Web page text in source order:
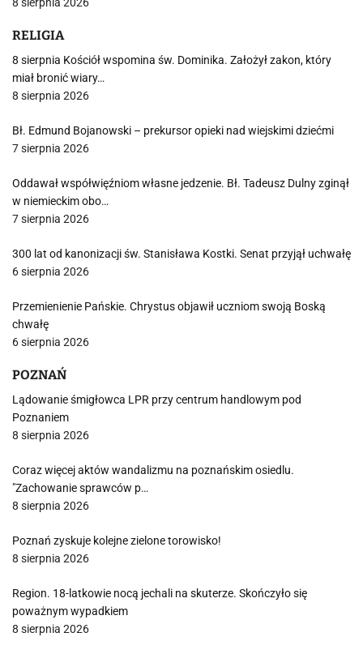
RELIGIA
8 sierpnia Kościół wspomina św. Dominika. Założył zakon, który
miał bronić wiary…
8 sierpnia 2026
Bł. Edmund Bojanowski – prekursor opieki nad wiejskimi dziećmi
7 sierpnia 2026
Oddawał współwięźniom własne jedzenie. Bł. Tadeusz Dulny zginął
w niemieckim obo…
7 sierpnia 2026
300 lat od kanonizacji św. Stanisława Kostki. Senat przyjął uchwałę
6 sierpnia 2026
Przemienienie Pańskie. Chrystus objawił uczniom swoją Boską
chwałę
6 sierpnia 2026
POZNAŃ
Lądowanie śmigłowca LPR przy centrum handlowym pod
Poznaniem
8 sierpnia 2026
Coraz więcej aktów wandalizmu na poznańskim osiedlu.
"Zachowanie sprawców p…
8 sierpnia 2026
Poznań zyskuje kolejne zielone torowisko!
8 sierpnia 2026
Region. 18-latkowie nocą jechali na skuterze. Skończyło się
poważnym wypadkiem
8 sierpnia 2026